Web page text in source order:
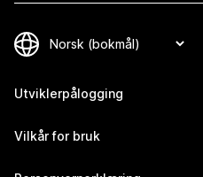
Utviklerpålogging
Vilkår for bruk